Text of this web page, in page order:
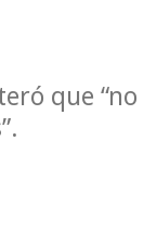
que “no